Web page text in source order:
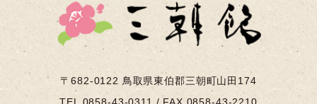
〒682-0122 鳥取県東伯郡三朝町山田174